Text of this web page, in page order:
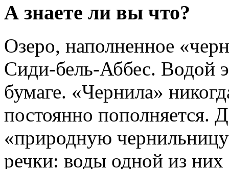
А знаете ли вы что?
Озеро, наполненное
Сиди-бель-Аббес. Водой
бумаге. «Чернила»
постоянно пополняется.
«природную
речки: воды одной из них